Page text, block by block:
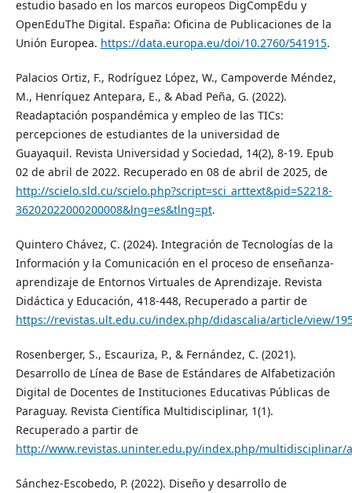
estudio basado en los marcos europeos DigCompEdu y
OpenEduThe Digital. España: Oficina de Publicaciones de la
Unión Europea. https://data.europa.eu/doi/10.2760/541915.
Palacios Ortiz, F., Rodríguez López, W., Campoverde Méndez,
M., Henríquez Antepara, E., & Abad Peña, G. (2022).
Readaptación pospandémica y empleo de las TICs:
percepciones de estudiantes de la universidad de
Guayaquil. Revista Universidad y Sociedad, 14(2), 8-19. Epub
02 de abril de 2022. Recuperado en 08 de abril de 2025, de
http://scielo.sld.cu/scielo.php?script=sci_arttext&pid=S2218-
36202022000200008&lng=es&tlng=pt.
Quintero Chávez, C. (2024). Integración de Tecnologías de la
Información y la Comunicación en el proceso de enseñanza-
aprendizaje de Entornos Virtuales de Aprendizaje. Revista
Didáctica y Educación, 418-448, Recuperado a partir de
https://revistas.ult.edu.cu/index.php/didascalia/article/view/
Rosenberger, S., Escauriza, P., & Fernández, C. (2021).
Desarrollo de Línea de Base de Estándares de Alfabetización
Digital de Docentes de Instituciones Educativas Públicas de
Paraguay. Revista Científica Multidisciplinar, 1(1).
Recuperado a partir de
http://www.revistas.uninter.edu.py/index.php/multidisciplinar/
Sánchez-Escobedo, P. (2022). Diseño y desarrollo de